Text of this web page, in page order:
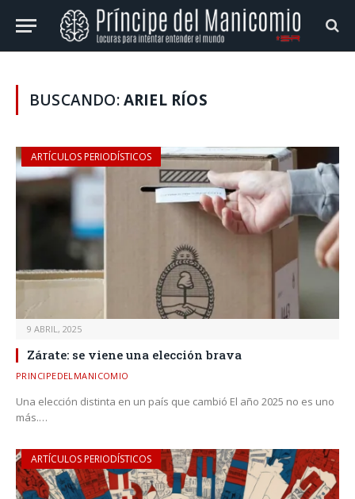
BUSCANDO:ARIEL RÍOS
ARTÍCULOS PERIODÍSTICOS
9 ABRIL, 2025
Zárate: se viene una elección brava
PRINCIPEDELMANICOMIO
Una elección distinta en un país que cambió El año 2025 no es uno
más.…
ARTÍCULOS PERIODÍSTICOS